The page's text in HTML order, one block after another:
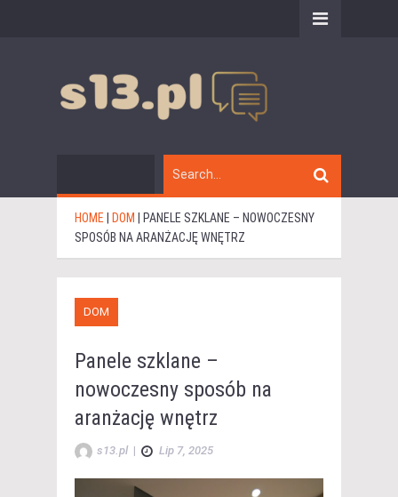
HOME DOM
PANELE SZKLANE – NOWOCZESNY
SPOSÓB NA ARANŻACJĘ WNĘTRZ
DOM
Panele szklane –
nowoczesny sposób na
aranżację wnętrz
s13.pl | Lip 7, 2025